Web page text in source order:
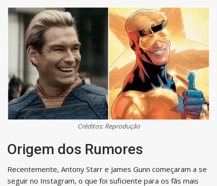
Créditos: Reprodução
Origem dos Rumores
Recentemente, Antony Starr e James Gunn começaram a se
seguir no Instagram, o que foi suficiente para os fãs mais